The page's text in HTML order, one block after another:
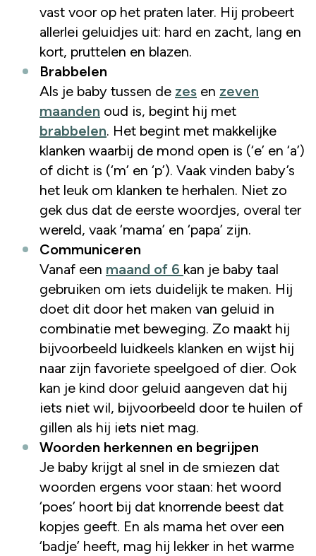
vast voor op het praten later. Hij probeert
allerlei geluidjes uit: hard en zacht, lang en
kort, pruttelen en blazen.
Brabbelen
Als je baby tussen de zes en zeven
maanden oud is, begint hij met
brabbelen. Het begint met makkelijke
klanken waarbij de mond open is (‘e’ en ‘a’)
of dicht is (‘m’ en ‘p’). Vaak vinden baby’s
het leuk om klanken te herhalen. Niet zo
gek dus dat de eerste woordjes, overal ter
wereld, vaak ‘mama’ en ‘papa’ zijn.
Communiceren
Vanaf een maand of 6 kan je baby taal
gebruiken om iets duidelijk te maken. Hij
doet dit door het maken van geluid in
combinatie met beweging. Zo maakt hij
bijvoorbeeld luidkeels klanken en wijst hij
naar zijn favoriete speelgoed of dier. Ook
kan je kind door geluid aangeven dat hij
iets niet wil, bijvoorbeeld door te huilen of
gillen als hij iets niet mag.
Woorden herkennen en begrijpen
Je baby krijgt al snel in de smiezen dat
woorden ergens voor staan: het woord
‘poes’ hoort bij dat knorrende beest dat
kopjes geeft. En als mama het over een
‘badje’ heeft, mag hij lekker in het warme